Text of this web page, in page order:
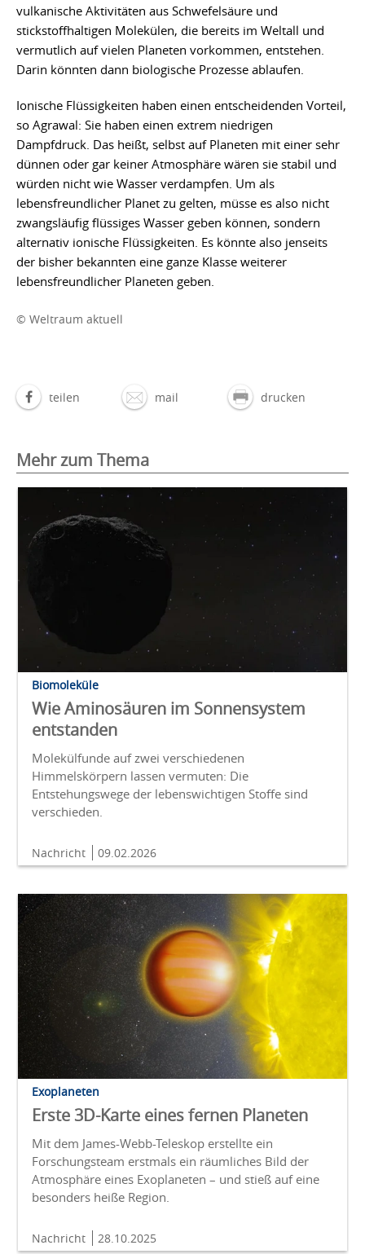
vulkanische Aktivitäten aus Schwefelsäure und
stickstoffhaltigen Molekülen, die bereits im Weltall und
vermutlich auf vielen Planeten vorkommen, entstehen.
Darin könnten dann biologische Prozesse ablaufen.
Ionische Flüssigkeiten haben einen entscheidenden Vorteil,
so Agrawal: Sie haben einen extrem niedrigen
Dampfdruck. Das heißt, selbst auf Planeten mit einer sehr
dünnen oder gar keiner Atmosphäre wären sie stabil und
würden nicht wie Wasser verdampfen. Um als
lebensfreundlicher Planet zu gelten, müsse es also nicht
zwangsläufig flüssiges Wasser geben können, sondern
alternativ ionische Flüssigkeiten. Es könnte also jenseits
der bisher bekannten eine ganze Klasse weiterer
lebensfreundlicher Planeten geben.
© Weltraum aktuell
teilen mail drucken
Mehr zum Thema
Biomoleküle
Wie Aminosäuren im Sonnensystem
entstanden
Molekülfunde auf zwei verschiedenen
Himmelskörpern lassen vermuten: Die
Entstehungswege der lebenswichtigen Stoffe sind
verschieden.
Nachricht 09.02.2026
Exoplaneten
Erste 3D-Karte eines fernen Planeten
Mit dem James-Webb-Teleskop erstellte ein
Forschungsteam erstmals ein räumliches Bild der
Atmosphäre eines Exoplaneten – und stieß auf eine
besonders heiße Region.
Nachricht 28.10.2025